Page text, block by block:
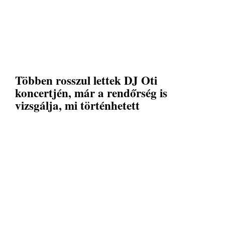
Többen rosszul lettek DJ Oti
koncertjén, már a rendőrség is
vizsgálja, mi történhetett